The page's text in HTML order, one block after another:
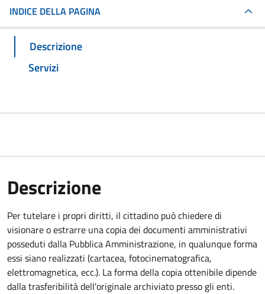
INDICE DELLA PAGINA
Descrizione
Servizi
Descrizione
Per tutelare i propri diritti, il cittadino può chiedere di
visionare o estrarre una copia dei documenti amministrativi
posseduti dalla Pubblica Amministrazione, in qualunque forma
essi siano realizzati (cartacea, fotocinematografica,
elettromagnetica, ecc.). La forma della copia ottenibile dipende
dalla trasferibilità dell'originale archiviato presso gli enti.